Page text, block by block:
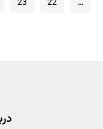
…
22
23